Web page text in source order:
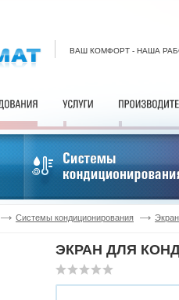
ВАШ КОМФОРТ - НАША
Системы кондиционирования
ЭКРАН ДЛЯ